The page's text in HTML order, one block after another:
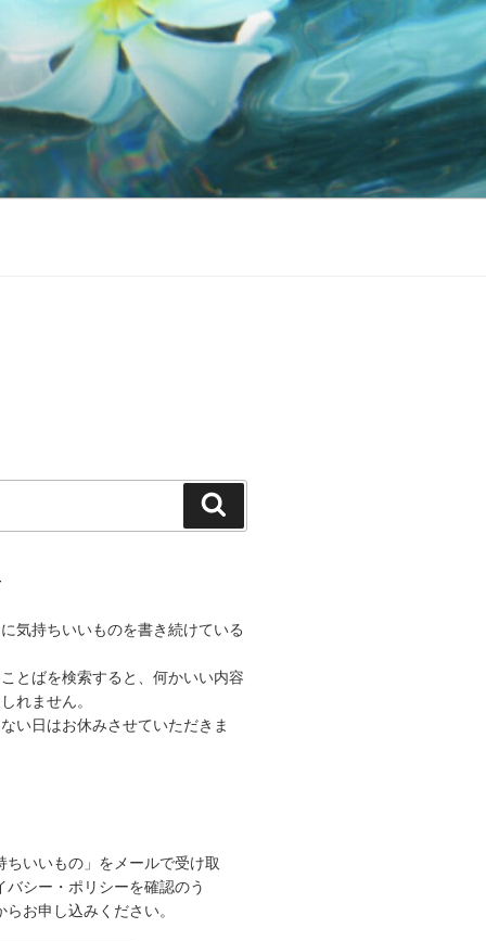
索
気持ちいいものを書き続けている
とばを検索すると、何かいい内容
れません。
い日はお休みさせていただきま
いいもの」をメールで受け取
バシー・ポリシーを確認のう
お申し込みください。